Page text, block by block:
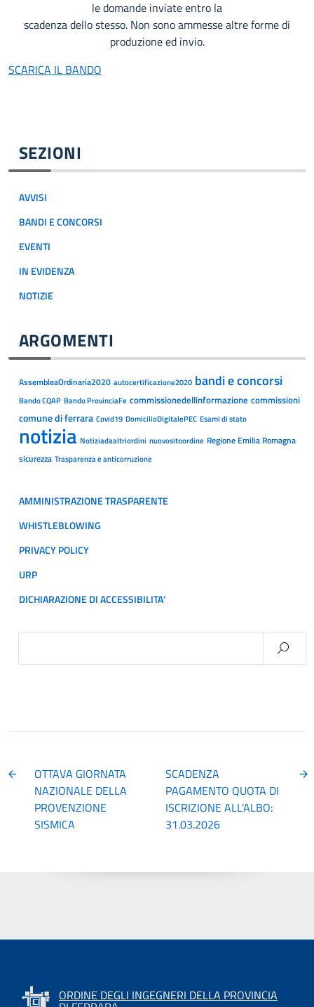
SEZIONI
AVVISI
BANDI E CONCORSI
EVENTI
IN EVIDENZA
NOTIZIE
ARGOMENTI
AssembleaOrdinaria2020 autocertificazione2020 bandi e concorsi
Bando CQAP Bando ProvinciaFe commissionedellinformazione commissioni
comune di ferrara Covid19 DomicilioDigitalePEC Esami di stato
notizia Notiziadaaltriordini nuovositoordine Regione Emilia Romagna
sicurezza Trasparenza e anticorruzione
AMMINISTRAZIONE TRASPARENTE
WHISTLEBLOWING
PRIVACY POLICY
URP
DICHIARAZIONE DI ACCESSIBILITA’
le domande inviate entro la
scadenza dello stesso. Non sono ammesse altre forme di
produzione ed invio.
SCARICA IL BANDO
OTTAVA GIORNATA
NAZIONALE DELLA
PROVENZIONE
SISMICA
SCADENZA
PAGAMENTO QUOTA DI
ISCRIZIONE ALL’ALBO:
31.03.2026
ORDINE DEGLI INGEGNERI DELLA PROVINCIA